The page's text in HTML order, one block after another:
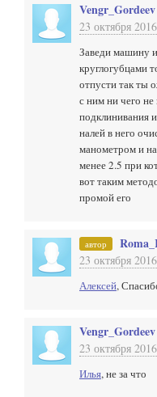
Vengr_Gordeev
23 октября
Заведи машину
круглогубцами
отпусти так ты
с ним ни чего
подклинивания
налей в него
манометром и
менее 2.5 при
вот таким
промой его
автор
23 октября
Алексей,
Vengr_Gordeev
23 октября
Илья, не за что